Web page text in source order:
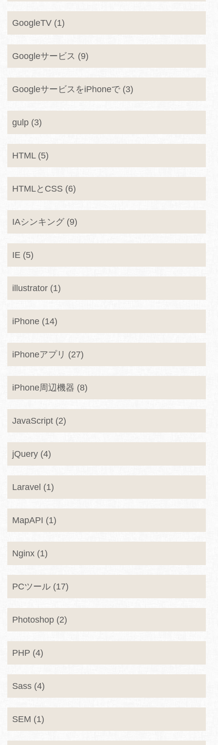
GoogleTV (1)
Googleサービス (9)
GoogleサービスをiPhoneで (3)
gulp (3)
HTML (5)
HTMLとCSS (6)
IAシンキング (9)
IE (5)
illustrator (1)
iPhone (14)
iPhoneアプリ (27)
iPhone周辺機器 (8)
JavaScript (2)
jQuery (4)
Laravel (1)
MapAPI (1)
Nginx (1)
PCツール (17)
Photoshop (2)
PHP (4)
Sass (4)
SEM (1)